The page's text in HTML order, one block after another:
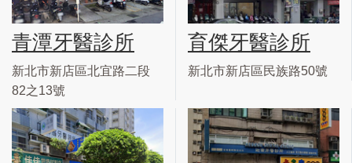
青潭牙醫診所
新北市新店區北宜路二段
82之13號
育傑牙醫診所
新北市新店區民族路50號